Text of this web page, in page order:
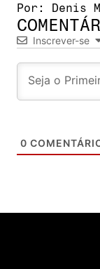
Por:
Denis
Inscrever-se
0